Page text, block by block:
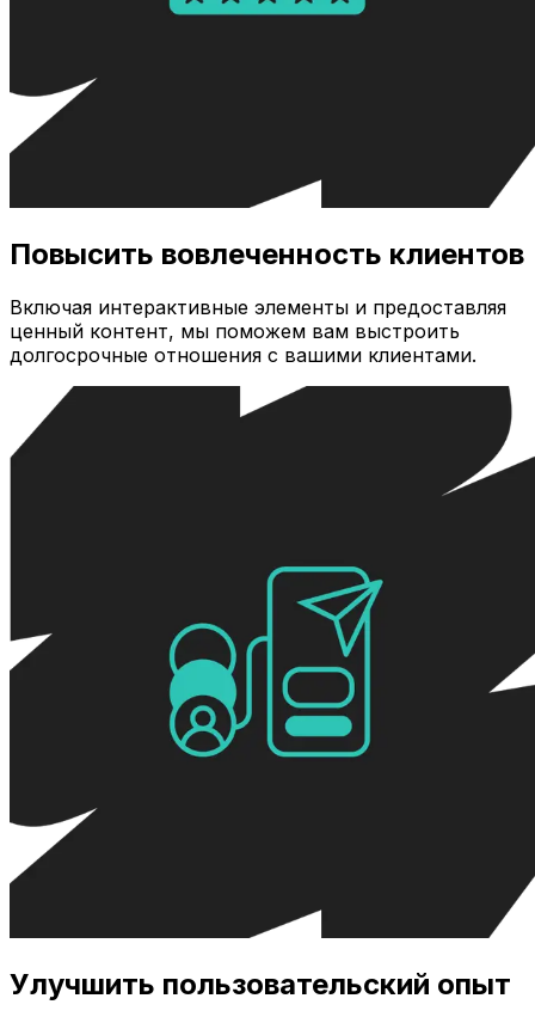
Повысить вовлеченность клиентов
Включая интерактивные элементы и предоставляя
ценный контент, мы поможем вам выстроить
долгосрочные отношения с вашими клиентами.
Улучшить пользовательский опыт